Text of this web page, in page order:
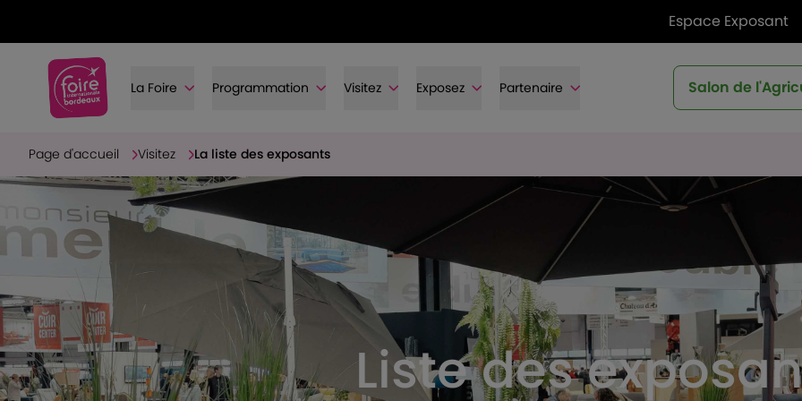
Espace Exposant
La Foire Programmation Visitez Exposez Partenaire Salon de
Page d'accueil Visitez La liste des exposants
Liste des